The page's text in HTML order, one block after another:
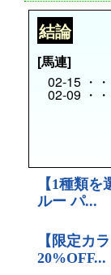
結論
[馬連]
02-15 ・
02-09 ・